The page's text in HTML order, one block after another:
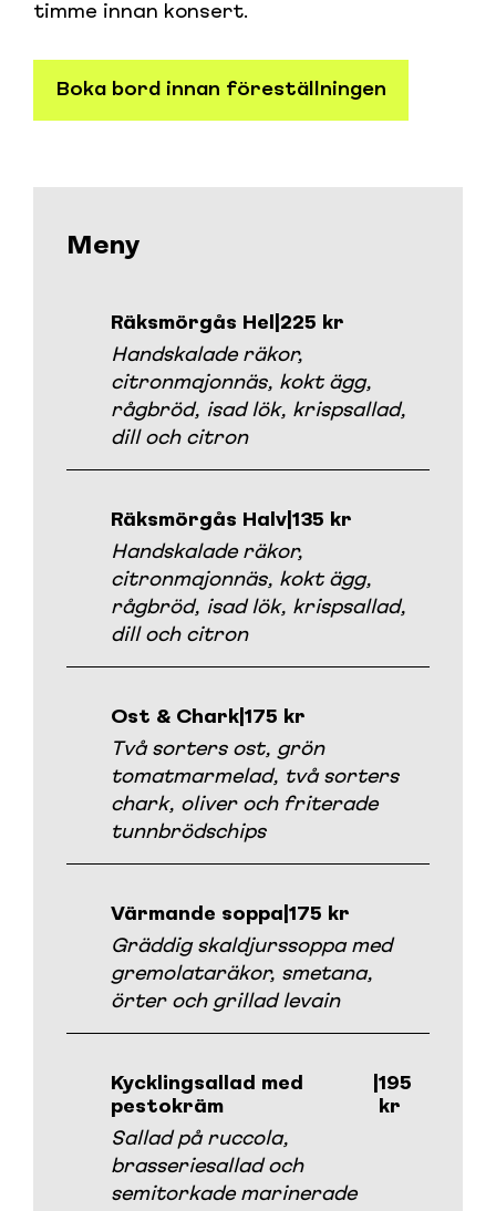
timme innan konsert.
Boka bord innan föreställningen
Meny
Räksmörgås Hel
225 kr
Handskalade räkor,
citronmajonnäs, kokt ägg,
rågbröd, isad lök, krispsallad,
dill och citron
Räksmörgås Halv 135 kr
Handskalade räkor,
citronmajonnäs, kokt ägg,
rågbröd, isad lök, krispsallad,
dill och citron
Ost & Chark 175 kr
Två sorters ost, grön
tomatmarmelad, två sorters
chark, oliver och friterade
tunnbrödschips
Värmande soppa 175 kr
Gräddig skaldjurssoppa med
gremolataräkor, smetana,
örter och grillad levain
Kycklingsallad med
pestokräm
|195
kr
Sallad på ruccola,
brasseriesallad och
semitorkade marinerade